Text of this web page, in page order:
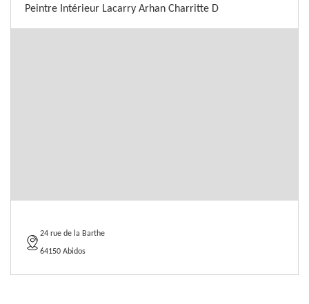
Peintre Intérieur Lacarry Arhan Charritte D
24 rue de la Barthe
64150 Abidos